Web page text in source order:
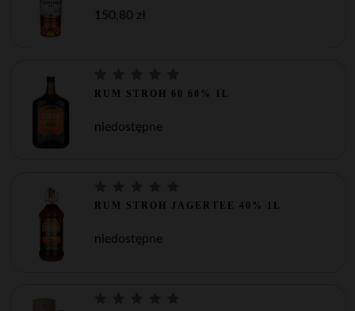
150,80 zł
RUM STROH 60 60% 1L
niedostępne
RUM STROH JAGERTEE 40% 1L
niedostępne